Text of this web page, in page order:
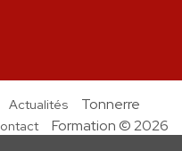
Actualités
Tonnerre
Formation © 2026